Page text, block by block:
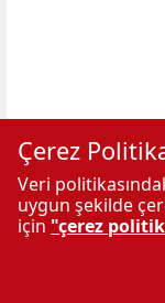
Çerez
Veri
uygun şekilde
için "çerez